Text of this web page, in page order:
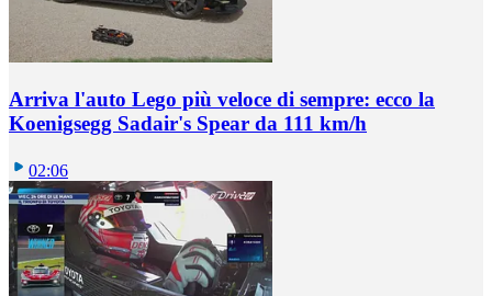
Arriva l'auto Lego più veloce di sempre: ecco la
Koenigsegg Sadair's Spear da 111 km/h
02:06